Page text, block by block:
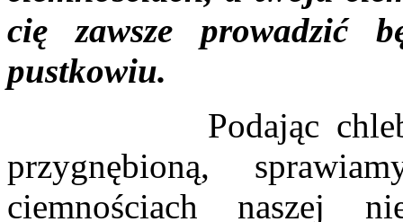
cię zawsze prowadzić
pustkowiu.
Podając chleb
przygnębioną,
ciemnościach naszej